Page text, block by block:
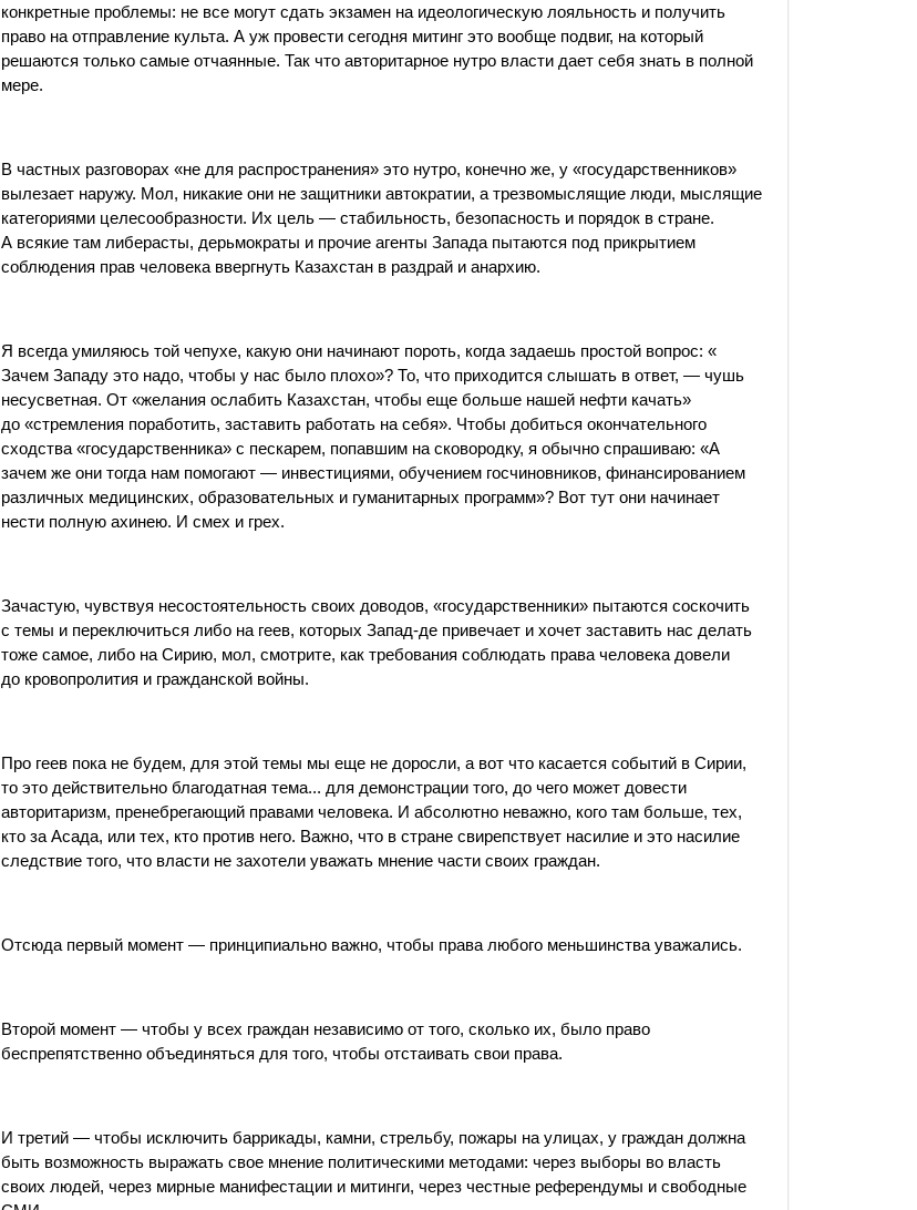
конкретные проблемы: не все могут сдать экзамен на идеологическую лояльность и получить
право на отправление культа. А уж провести сегодня митинг это вообще подвиг, на который
решаются только самые отчаянные. Так что авторитарное нутро власти дает себя знать в полной
мере.
В частных разговорах «не для распространения» это нутро, конечно же, у «государственников»
вылезает наружу. Мол, никакие они не защитники автократии, а трезвомыслящие люди, мыслящие
категориями целесообразности. Их цель — стабильность, безопасность и порядок в стране.
А всякие там либерасты, дерьмократы и прочие агенты Запада пытаются под прикрытием
соблюдения прав человека ввергнуть Казахстан в раздрай и анархию.
Я всегда умиляюсь той чепухе, какую они начинают пороть, когда задаешь простой вопрос: «
Зачем Западу это надо, чтобы у нас было плохо»? То, что приходится слышать в ответ, — чушь
несусветная. От «желания ослабить Казахстан, чтобы еще больше нашей нефти качать»
до «стремления поработить, заставить работать на себя». Чтобы добиться окончательного
сходства «государственника» с пескарем, попавшим на сковородку, я обычно спрашиваю: «А
зачем же они тогда нам помогают — инвестициями, обучением госчиновников, финансированием
различных медицинских, образовательных и гуманитарных программ»? Вот тут они начинает
нести полную ахинею. И смех и грех.
Зачастую, чувствуя несостоятельность своих доводов, «государственники» пытаются соскочить
с темы и переключиться либо на геев, которых Запад-де привечает и хочет заставить нас делать
тоже самое, либо на Сирию, мол, смотрите, как требования соблюдать права человека довели
до кровопролития и гражданской войны.
Про геев пока не будем, для этой темы мы еще не доросли, а вот что касается событий в Сирии,
то это действительно благодатная тема... для демонстрации того, до чего может довести
авторитаризм, пренебрегающий правами человека. И абсолютно неважно, кого там больше, тех,
кто за Асада, или тех, кто против него. Важно, что в стране свирепствует насилие и это насилие
следствие того, что власти не захотели уважать мнение части своих граждан.
Отсюда первый момент — принципиально важно, чтобы права любого меньшинства уважались.
Второй момент — чтобы у всех граждан независимо от того, сколько их, было право
беспрепятственно объединяться для того, чтобы отстаивать свои права.
И третий — чтобы исключить баррикады, камни, стрельбу, пожары на улицах, у граждан должна
быть возможность выражать свое мнение политическими методами: через выборы во власть
своих людей, через мирные манифестации и митинги, через честные референдумы и свободные